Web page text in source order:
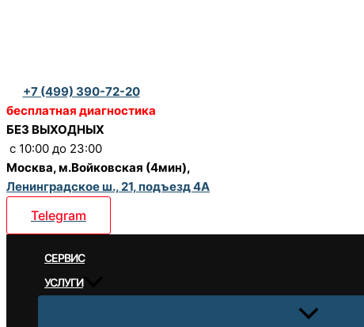
+7 (499) 390-72-20
бесплатная диагностика
БЕЗ ВЫХОДНЫХ
c 10:00 до 23:00
Москва, м.Войковская (4мин),
Ленинградское ш., 21, подъезд 4А
Telegram
CЕРВИС
УСЛУГИ